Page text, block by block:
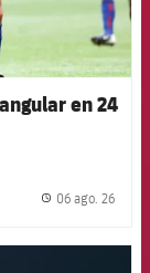
en 24
06 ago. 26